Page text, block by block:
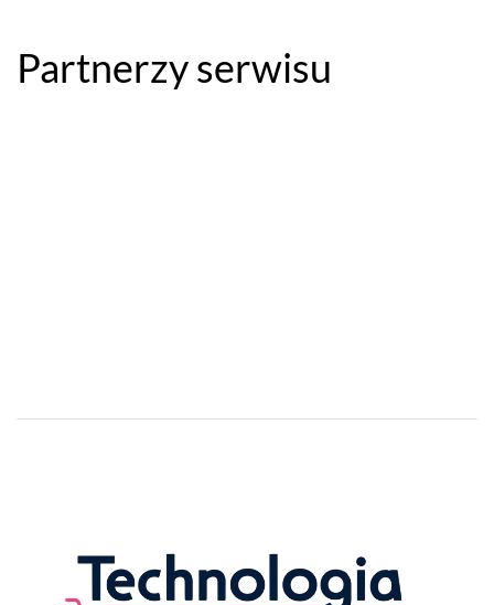
Partnerzy serwisu